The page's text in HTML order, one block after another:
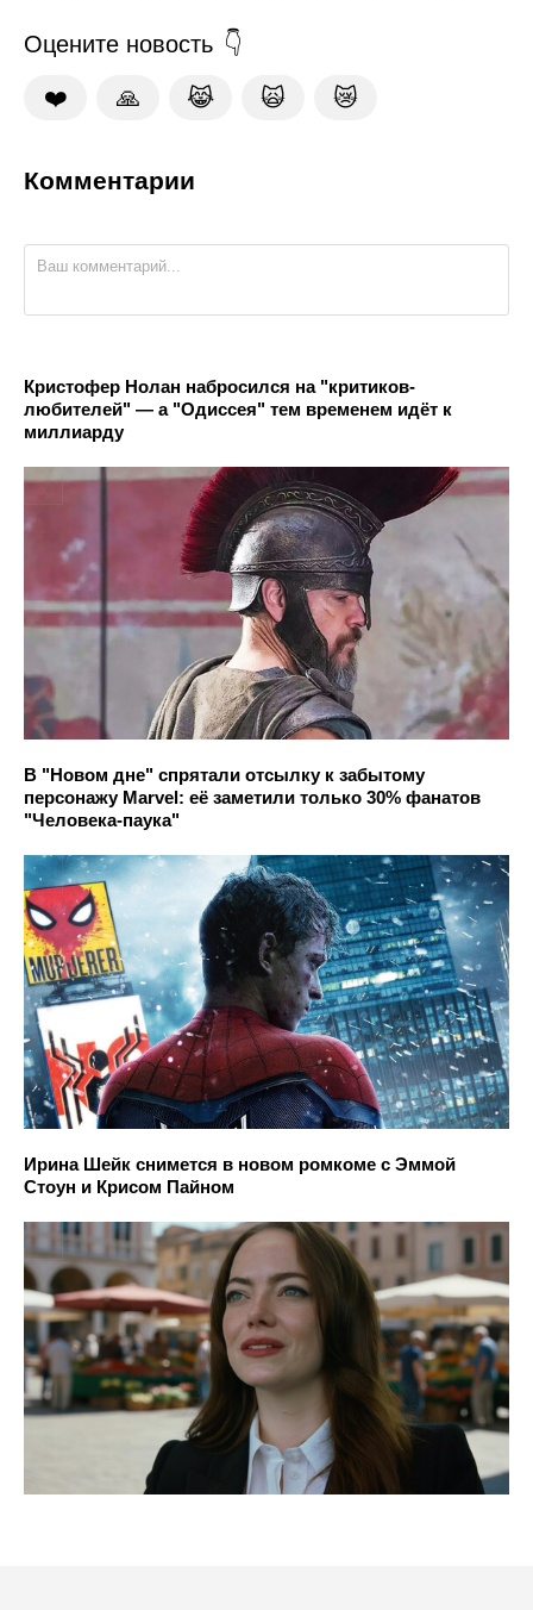
Оцените новость
❤️ 🙏 😹 🙀 😿
Комментарии
Кристофер Нолан набросился на "критиков-
любителей" — а "Одиссея" тем временем идёт к
миллиарду
В "Новом дне" спрятали отсылку к забытому
персонажу Marvel: её заметили только 30% фанатов
"Человека-паука"
Ирина Шейк снимется в новом ромкоме с Эммой
Стоун и Крисом Пайном